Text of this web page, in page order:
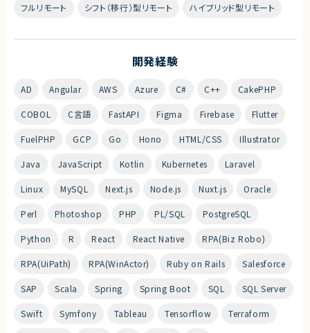
フルリモート シフト（移行）型リモート ハイブリッド型リモート
開発経験
AD Angular AWS Azure C# C++ CakePHP
COBOL C言語 FastAPI Figma Firebase Flutter
FuelPHP GCP Go Hono HTML/CSS Illustrator
Java JavaScript Kotlin Kubernetes Laravel
Linux MySQL Next.js Node.js Nuxt.js Oracle
Perl Photoshop PHP PL/SQL PostgreSQL
Python R React React Native RPA(Biz Robo)
RPA(UiPath) RPA(WinActor) Ruby on Rails Salesforce
SAP Scala Spring Spring Boot SQL SQL Server
Swift Symfony Tableau Tensorflow Terraform